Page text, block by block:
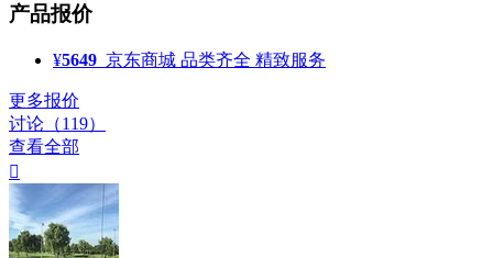
产品报价
¥5649 京东商城 品类齐全 精致服务
更多报价
讨论（119）
查看全部
